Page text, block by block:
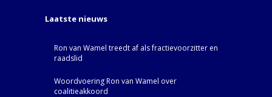
Laatste nieuws
Ron van Wamel treedt af als fractievoorzitter en
raadslid
Woordvoering Ron van Wamel over
coalitieakkoord